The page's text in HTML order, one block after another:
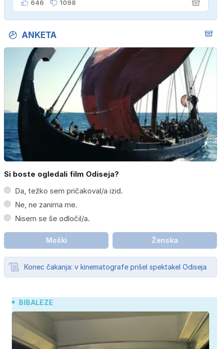
646 1098
ANKETA
Si boste ogledali film Odiseja?
Da, težko sem pričakoval/a izid.
Ne, ne zanima me.
Nisem se še odločil/a.
Moški Ženska
Konec čakanja: v kinematografe prišel spektakel Odiseja
BIBALEZE